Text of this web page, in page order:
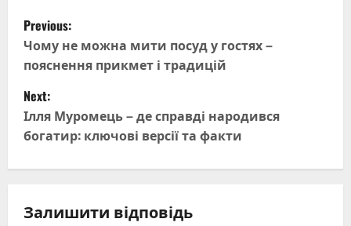
P
o
s
t
n
v
Previous:
Чому не можна мити посуд у гостях –
пояснення прикмет і традицій
Next:
Ілля Муромець – де справді народився
богатир: ключові версії та факти
Залишити відповідь